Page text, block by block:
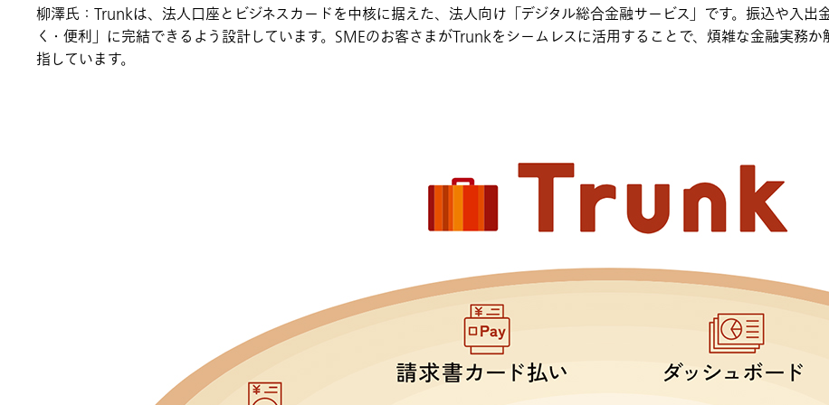
柳澤氏：Trunkは、法人口座とビジネスカードを中核に据えた、法人向け「デジタル総合金融サービス」です。振込や入
く・便利」に完結できるよう設計しています。SMEのお客さまがTrunkをシームレスに活用することで、煩雑な金融実務
指しています。